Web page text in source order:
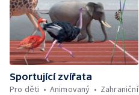
Sportující zvířata
Pro děti
Animovaný Zahraniční